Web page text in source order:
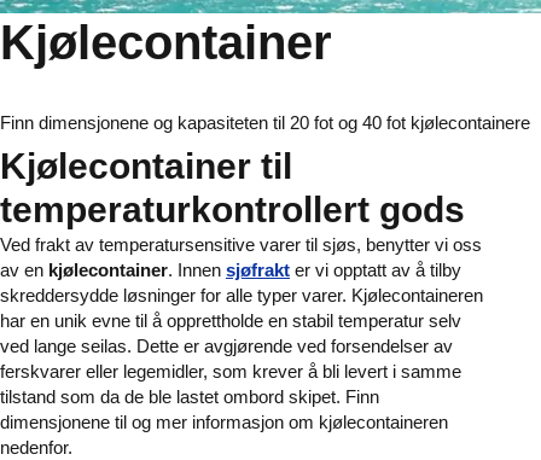
Kjølecontainer
Finn dimensjonene og kapasiteten til 20 fot og 40 fot kjølecontainere
Kjølecontainer til
temperaturkontrollert gods
Ved frakt av temperatursensitive varer til sjøs, benytter vi oss
av en kjølecontainer. Innen sjøfrakt er vi opptatt av å tilby
skreddersydde løsninger for alle typer varer. Kjølecontaineren
har en unik evne til å opprettholde en stabil temperatur selv
ved lange seilas. Dette er avgjørende ved forsendelser av
ferskvarer eller legemidler, som krever å bli levert i samme
tilstand som da de ble lastet ombord skipet. Finn
dimensjonene til og mer informasjon om kjølecontaineren
nedenfor.